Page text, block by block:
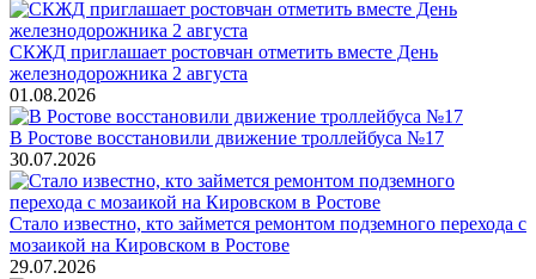
СКЖД приглашает ростовчан отметить вместе День
железнодорожника 2 августа
01.08.2026
В Ростове восстановили движение троллейбуса №17
30.07.2026
Стало известно, кто займется ремонтом подземного перехода с
мозаикой на Кировском в Ростове
29.07.2026